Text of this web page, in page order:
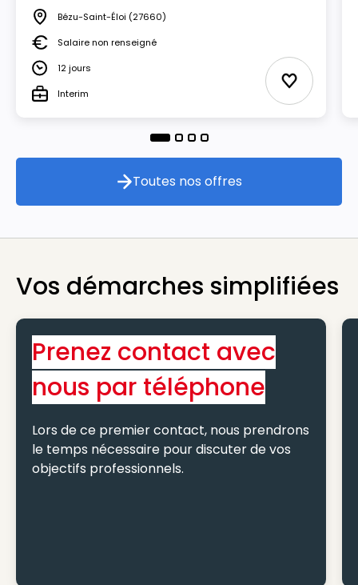
Lieu Bézu-Saint-Éloi (27660)
SalaireSalaire non renseigné
Durée12 jours
TypeInterim Ajouter
Toutes nos offres
Toutes nos offres
Vos démarches simplifiées
Prenez contact avec
nous par téléphone
Lors de ce premier contact, nous prendrons
le temps nécessaire pour discuter de vos
objectifs professionnels.